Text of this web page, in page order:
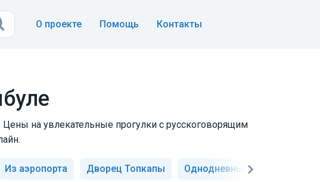
О проекте Помощь Контакты
Цены на увлекательные прогулки с русскоговорящим
Из аэропорта Дворец Топкапы Однодневные